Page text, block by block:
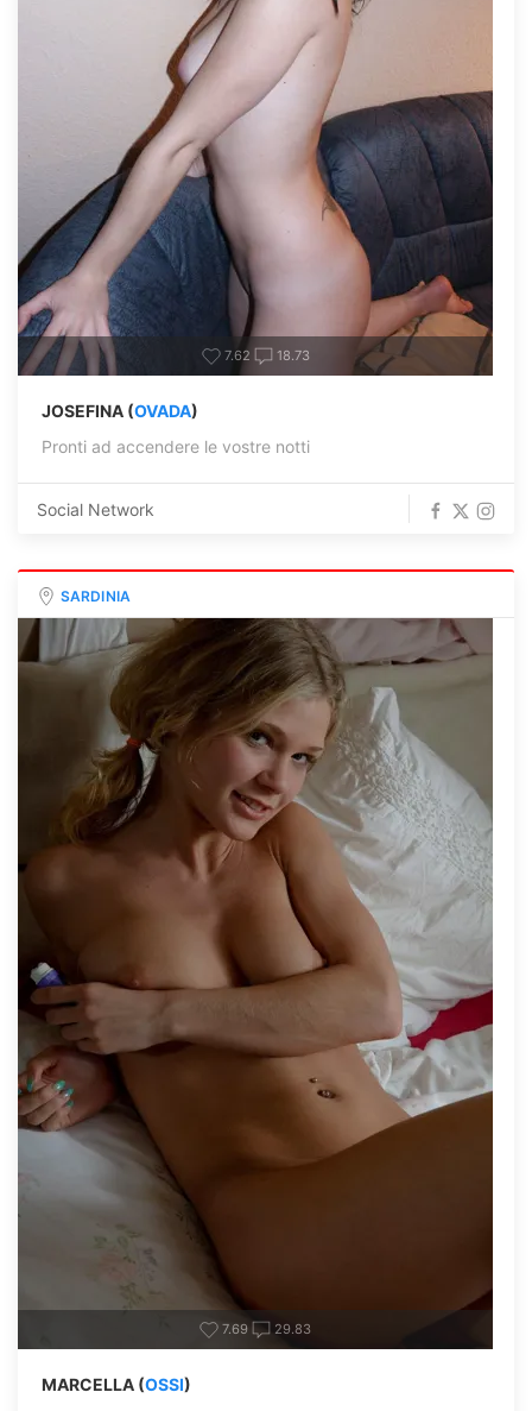
7.62 18.73
JOSEFINA (OVADA)
Pronti ad accendere le vostre notti
Social Network
SARDINIA
7.69 29.83
MARCELLA (OSSI)